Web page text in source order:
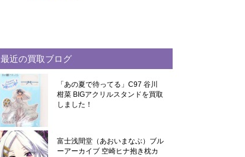
最近の買取ブログ
「あの夏で待ってる」C97 谷川
柑菜 BIGアクリルスタンドを買取
しました！
富士浅間堂（あおいまなぶ）ブル
ーアーカイブ 空崎ヒナ抱き枕カ